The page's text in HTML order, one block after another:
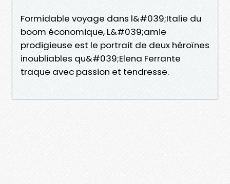
Formidable voyage dans l&#039;Italie du
boom économique, L&#039;amie
prodigieuse est le portrait de deux héroïnes
inoubliables qu&#039;Elena Ferrante
traque avec passion et tendresse.